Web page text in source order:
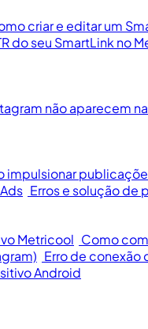
criar e editar um
do seu SmartLink no
não aparecem
impulsionar
Erros e solução de
Metricool Como
Erro de conexão
Android